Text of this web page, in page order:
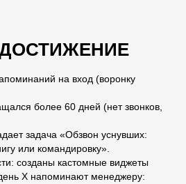
на вход (воронку
более 60 дней (нет звонков,
задача «Обзвон уснувших:
или командировку».
созданы кастомные виджеты
Х напоминают менеджеру: